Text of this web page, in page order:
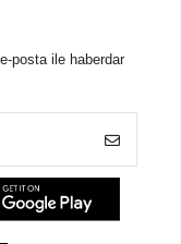
posta ile haberdar